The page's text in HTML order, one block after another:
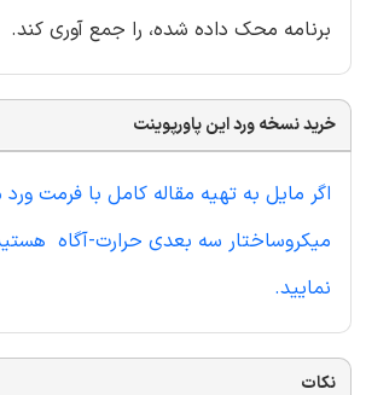
برنامه محک داده شده، را جمع آوری کند.
خرید نسخه ورد این پاورپوینت
اگر مایل به تهیه مقاله کامل با فرمت ورد
میکروساختار سه بعدی حرارت-آگاه
نمایید.
نکات